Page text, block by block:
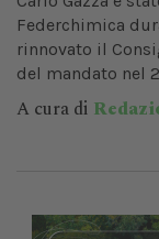
Federchimica
rinnovato il
del mandato nel
A cura di